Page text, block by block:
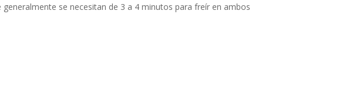
se necesitan de 3 a 4 minutos para freír en ambos